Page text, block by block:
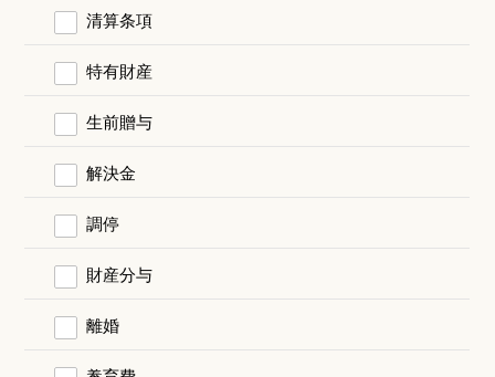
清算条項
特有財産
生前贈与
解決金
調停
財産分与
離婚